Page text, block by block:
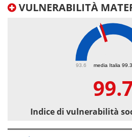
VULNERABILITÀ
media Italia 99.3
93.6
Indice di vulnerabilità